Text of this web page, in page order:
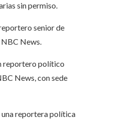
sin permiso.
senior de
News.
reportero político
News, con sede
reportera política